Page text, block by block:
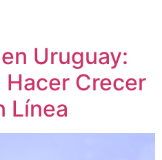
Uruguay:
Hacer Crecer
Línea